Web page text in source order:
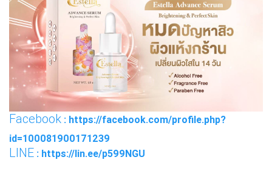
Facebook : https://facebook.com/profile.php?
id=100081900171239
LINE : https://lin.ee/p599NGU